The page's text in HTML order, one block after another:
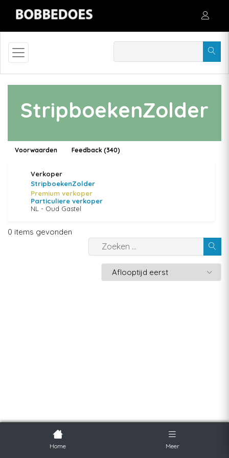
StripboekenZolder
Voorwaarden Feedback (340)
Verkoper
StripboekenZolder
Premium verkoper
Particuliere verkoper
NL - Oud Gastel
0 items gevonden
Home Meer